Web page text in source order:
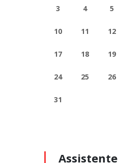
3 4 5
10 11 12
17 18 19
24 25 26
31
Assistente